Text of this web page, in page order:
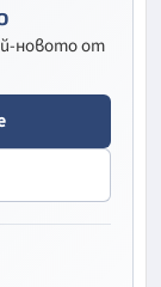
новото от